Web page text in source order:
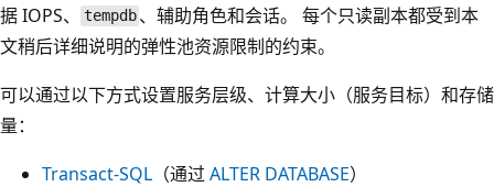
据 IOPS、
tempdb 、辅助角色和会话。 每个只读副本都受到本
文稍后详细说明的弹性池资源限制的约束。
可以通过以下方式设置服务层级、计算大小（服务目标）和存储
量：
Transact-SQL （通过 ALTER DATABASE）